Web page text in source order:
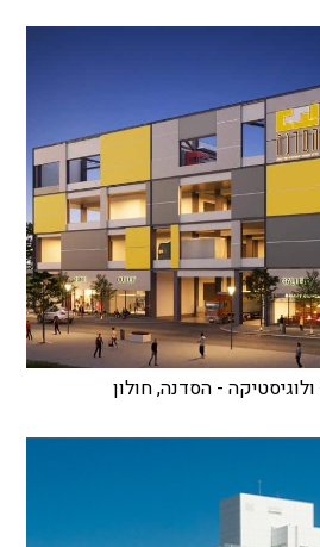
- הסדנה, חולון